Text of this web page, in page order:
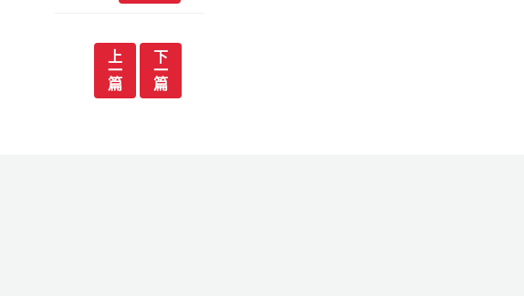
上
一
篇
下
一
篇